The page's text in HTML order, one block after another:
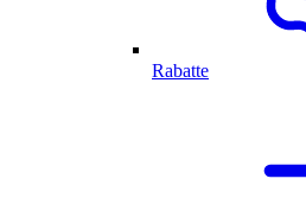
Rabatte